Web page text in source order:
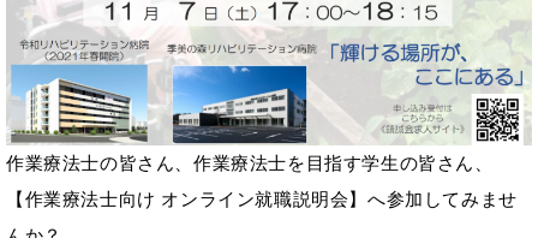
作業療法士の皆さん、作業療法士を目指す学生の皆さん、
【作業療法士向け オンライン就職説明会】へ参加してみませ